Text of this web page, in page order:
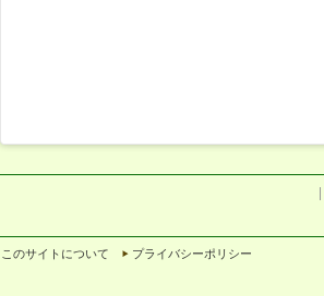
このサイトについて プライバシーポリシー